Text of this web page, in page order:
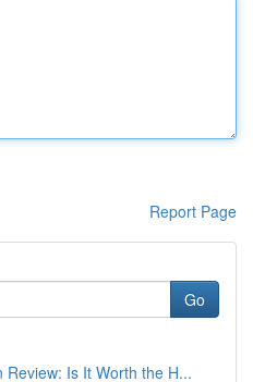
Report Page
Go
Is It Worth the H...